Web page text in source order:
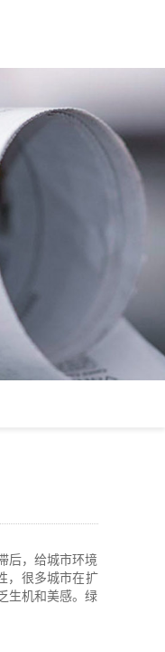
后，给城市环境
，很多城市在扩
生机和美感。绿